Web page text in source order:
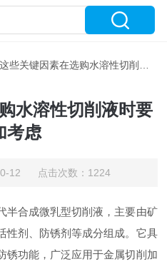
些关键因素在选购水溶性切削液时要多加考虑
水溶性切削液时要
考虑
12 点击次数：1224
合成微乳型切削液，主要由矿
性剂、防锈剂等成分组成。它具
锈功能，广泛应用于金属切削加